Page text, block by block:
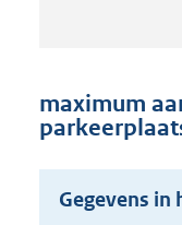
maximum
Gegevens